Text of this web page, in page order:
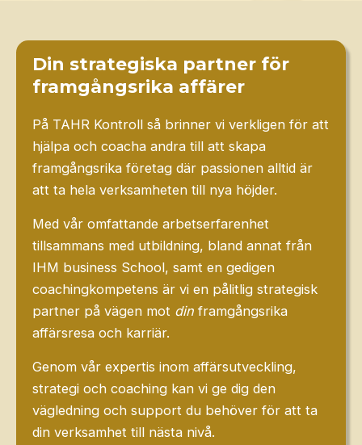
Din strategiska partner för
framgångsrika affärer
På TAHR Kontroll så brinner vi verkligen för att
hjälpa och coacha andra till att skapa
framgångsrika företag där passionen alltid är
att ta hela verksamheten till nya höjder.
Med vår omfattande arbetserfarenhet
tillsammans med utbildning, bland annat från
IHM business School, samt en gedigen
coachingkompetens är vi en pålitlig strategisk
partner på vägen mot din framgångsrika
affärsresa och karriär.
Genom vår expertis inom affärsutveckling,
strategi och coaching kan vi ge dig den
vägledning och support du behöver för att ta
din verksamhet till nästa nivå.